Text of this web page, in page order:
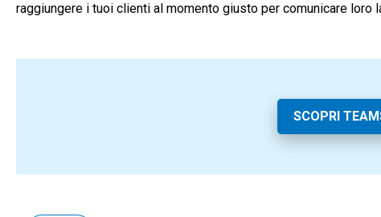
raggiungere i tuoi clienti al momento giusto per comunicare loro
SCOPRI